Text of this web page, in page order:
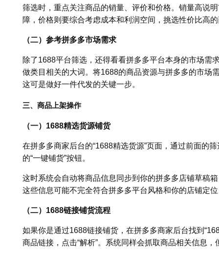
筛选时，重点关注商品的销量、评价和价格。销量高说
障，价格则要综合考虑成本和利润空间，挑选性价比高
（二）参考拼多多市场需求
除了1688平台筛选，还得看看拼多多平台本身的市场需
做类目相关的大词。将1688的商品资源与拼多多的市场
这可是做好一件代发的关键一步。
三、商品上架操作
（一）1688精选货源铺货
在拼多多商家后台的“1688精选货源”页面，通过前面的
的“一键铺货”按钮。
这时系统会自动将商品信息同步到你的拼多多店铺草稿
这些信息可能不完全符合拼多多平台风格和你的店铺定
（二）1688链接铺货流程
如果你是通过1688链接铺货，在拼多多商家后台找到
商品链接，点击“解析”。系统同样会抓取商品相关信息